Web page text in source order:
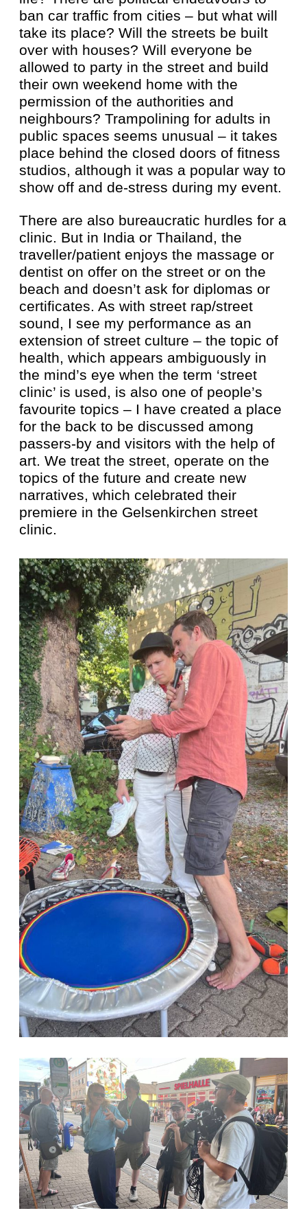
ban car traffic from cities – but what will
take its place? Will the streets be built
over with houses? Will everyone be
allowed to party in the street and build
their own weekend home with the
permission of the authorities and
neighbours? Trampolining for adults in
public spaces seems unusual – it takes
place behind the closed doors of fitness
studios, although it was a popular way to
show off and de-stress during my event.
There are also bureaucratic hurdles for a
clinic. But in India or Thailand, the
traveller/patient enjoys the massage or
dentist on offer on the street or on the
beach and doesn’t ask for diplomas or
certificates. As with street rap/street
sound, I see my performance as an
extension of street culture – the topic of
health, which appears ambiguously in
the mind’s eye when the term ‘street
clinic’ is used, is also one of people’s
favourite topics – I have created a place
for the back to be discussed among
passers-by and visitors with the help of
art. We treat the street, operate on the
topics of the future and create new
narratives, which celebrated their
premiere in the Gelsenkirchen street
clinic.